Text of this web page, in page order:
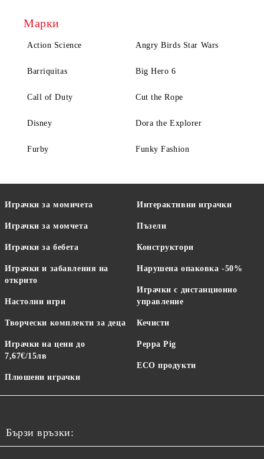
Марки
Action Science Angry Birds Star Wars
Barriquitas Big Hero 6
Call of Duty Cut the Rope
Disney Dora the Explorer
Furby Funky Fashion
Играчки за момичета
Играчки за момчета
Играчки за бебета
Играчки и забавления на
открито
Настолни игри
Творчески комплекти за деца
Играчки на цени до
7,67€/15лв
Плюшени играчки
Интерактивни играчки
Пъзели
Конструктори
Нарушена опаковка -50%
Играчки с дистанционно
управление
Кечисти
Peppa Pig
ECO продукти
Бързи връзки: